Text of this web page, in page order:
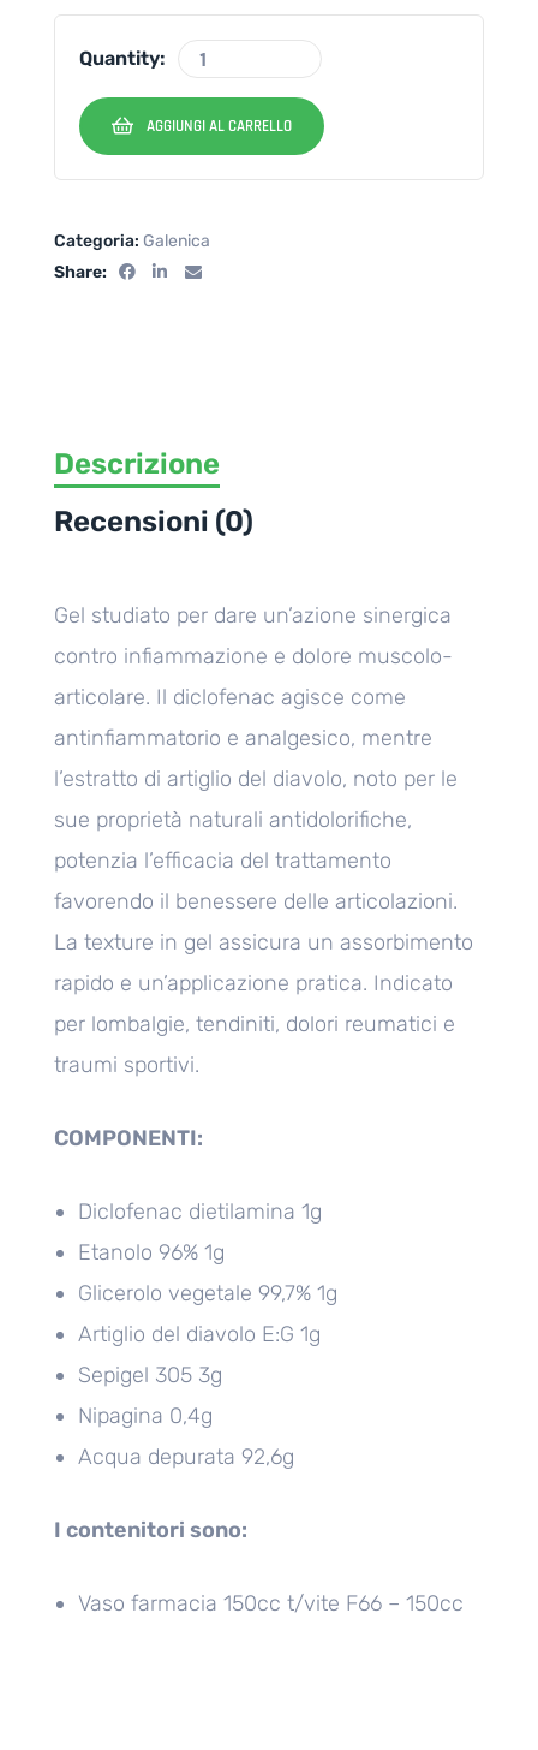
Quantity:
AGGIUNGI AL CARRELLO
Categoria: Galenica
Share:
Descrizione
Recensioni (0)
Gel studiato per dare un’azione sinergica
contro infiammazione e dolore muscolo-
articolare. Il diclofenac agisce come
antinfiammatorio e analgesico, mentre
l’estratto di artiglio del diavolo, noto per le
sue proprietà naturali antidolorifiche,
potenzia l’efficacia del trattamento
favorendo il benessere delle articolazioni.
La texture in gel assicura un assorbimento
rapido e un’applicazione pratica. Indicato
per lombalgie, tendiniti, dolori reumatici e
traumi sportivi.
COMPONENTI:
Diclofenac dietilamina 1g
Etanolo 96% 1g
Glicerolo vegetale 99,7% 1g
Artiglio del diavolo E:G 1g
Sepigel 305 3g
Nipagina 0,4g
Acqua depurata 92,6g
I contenitori sono:
Vaso farmacia 150cc t/vite F66 – 150cc